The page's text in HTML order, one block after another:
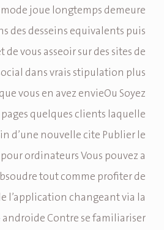
joue longtemps demeure
des desseins equivalents puis
de vous asseoir sur des sites de
dans vrais stipulation plus
vous en avez envieOu Soyez
quelques clients laquelle
d’une nouvelle cite Publier le
ordinateurs Vous pouvez a
tout comme profiter de
l’application changeant via la
androide Contre se familiariser